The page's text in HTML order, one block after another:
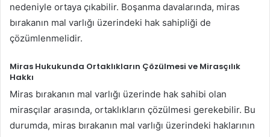
nedeniyle ortaya çıkabilir. Boşanma davalarında, miras
bırakanın mal varlığı üzerindeki hak sahipliği de
çözümlenmelidir.
Miras Hukukunda Ortaklıkların Çözülmesi ve Mirasçılık
Hakkı
Miras bırakanın mal varlığı üzerinde hak sahibi olan
mirasçılar arasında, ortaklıkların çözülmesi gerekebilir. Bu
durumda, miras bırakanın mal varlığı üzerindeki haklarının